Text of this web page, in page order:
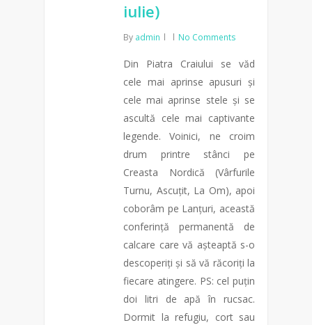
iulie)
By admin No Comments
Din Piatra Craiului se văd
cele mai aprinse apusuri și
cele mai aprinse stele și se
ascultă cele mai captivante
legende. Voinici, ne croim
drum printre stânci pe
Creasta Nordică (Vârfurile
Turnu, Ascuțit, La Om), apoi
coborâm pe Lanțuri, această
conferință permanentă de
calcare care vă așteaptă s-o
descoperiți și să vă răcoriți la
fiecare atingere. PS: cel puțin
doi litri de apă în rucsac.
Dormit la refugiu, cort sau